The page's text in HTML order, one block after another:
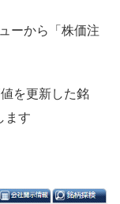
ーから「株価注
を更新した銘
ます